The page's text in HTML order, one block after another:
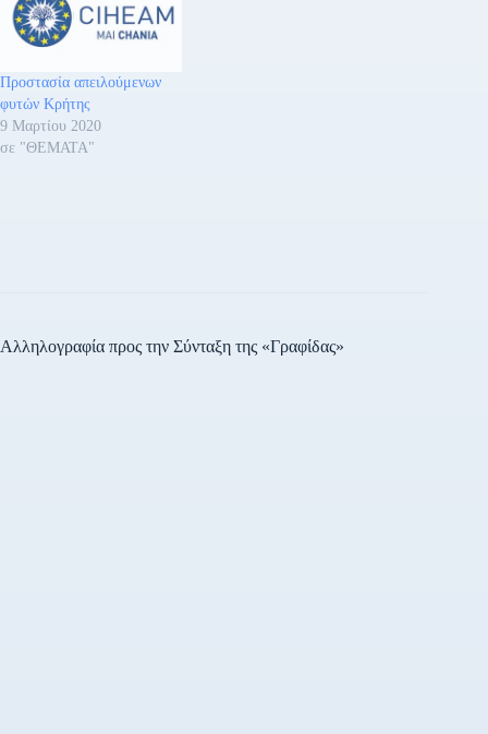
Προστασία απειλούμενων
φυτών Κρήτης
9 Μαρτίου 2020
σε "ΘΕΜΑΤΑ"
Αλληλογραφία προς την Σύνταξη της «Γραφίδας»